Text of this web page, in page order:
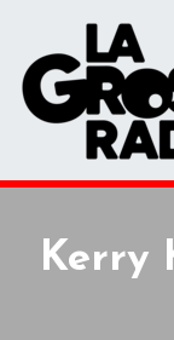
Kerry